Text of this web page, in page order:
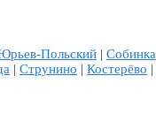
Польский | Собинка
| Струнино | Костерёво |